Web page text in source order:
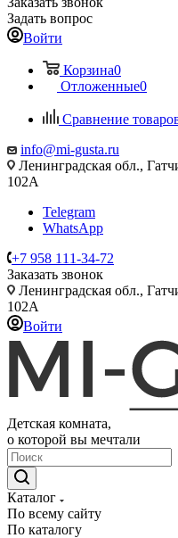
Задать вопрос
Войти
Корзина0
Отложенные0
Сравнение
info@mi-gusta.ru
Ленинградская обл.,
102А
Telegram
WhatsApp
+7 958 111-34-72
Заказать звонок
Ленинградская обл.,
102А
Войти
Детская комната,
о которой вы мечтали
Каталог
По всему сайту
По каталогу